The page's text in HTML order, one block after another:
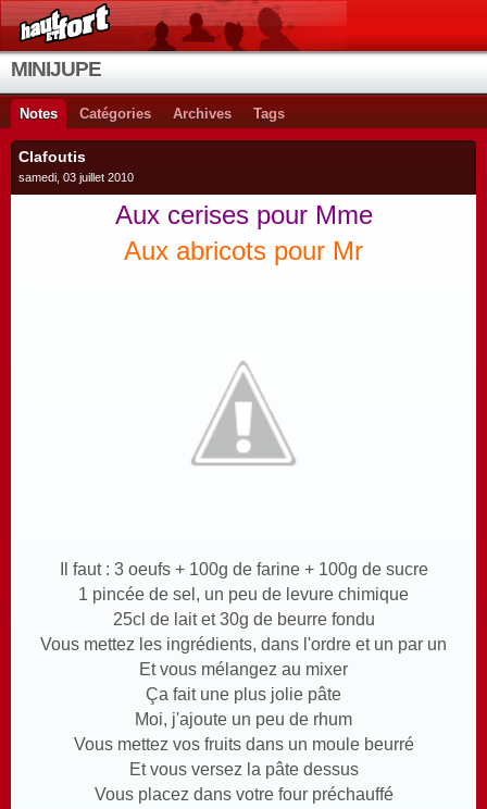
MINIJUPE
Notes Catégories Archives Tags
Clafoutis
samedi, 03 juillet 2010
Aux cerises pour Mme
Aux abricots pour Mr
Il faut : 3 oeufs + 100g de farine + 100g de sucre
1 pincée de sel, un peu de levure chimique
25cl de lait et 30g de beurre fondu
Vous mettez les ingrédients, dans l'ordre et un par un
Et vous mélangez au mixer
Ça fait une plus jolie pâte
Moi, j'ajoute un peu de rhum
Vous mettez vos fruits dans un moule beurré
Et vous versez la pâte dessus
Vous placez dans votre four préchauffé